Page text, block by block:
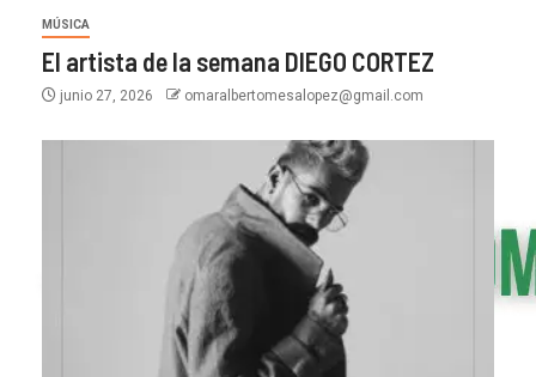
MÚSICA
El artista de la semana DIEGO CORTEZ
junio 27, 2026 omaralbertomesalopez@gmail.com